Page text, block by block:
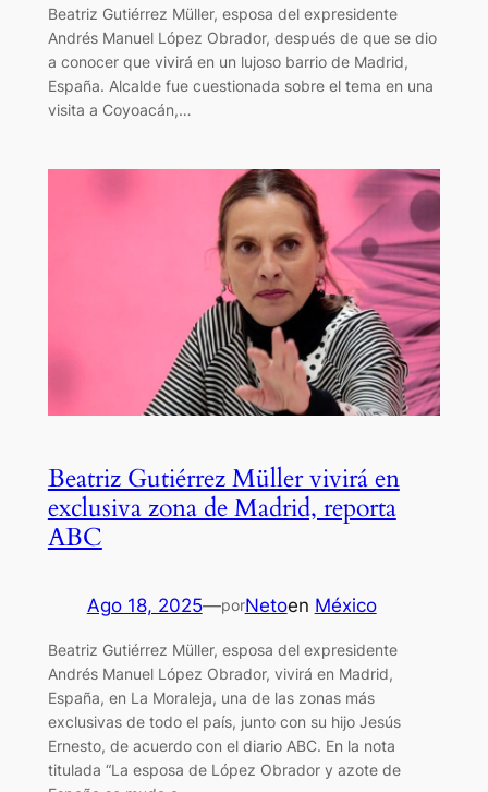
Beatriz Gutiérrez Müller, esposa del expresidente
Andrés Manuel López Obrador, después de que se dio
a conocer que vivirá en un lujoso barrio de Madrid,
España. Alcalde fue cuestionada sobre el tema en una
visita a Coyoacán,…
Beatriz Gutiérrez Müller vivirá en
exclusiva zona de Madrid, reporta
ABC
Ago 18, 2025—porNetoen México
Beatriz Gutiérrez Müller, esposa del expresidente
Andrés Manuel López Obrador, vivirá en Madrid,
España, en La Moraleja, una de las zonas más
exclusivas de todo el país, junto con su hijo Jesús
Ernesto, de acuerdo con el diario ABC. En la nota
titulada “La esposa de López Obrador y azote de